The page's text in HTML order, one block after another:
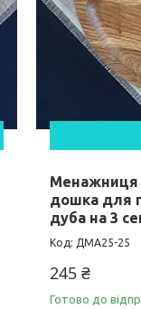
Менажниця
дошка для
дуба на 3
ДМА25-25
245 ₴
Готово до